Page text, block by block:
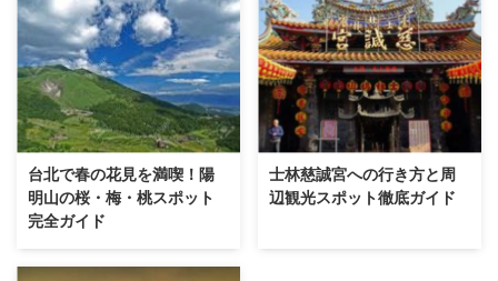
台北で春の花見を満喫！陽
明山の桜・梅・桃スポット
完全ガイド
士林慈誠宮への行き方と周
辺観光スポット徹底ガイド